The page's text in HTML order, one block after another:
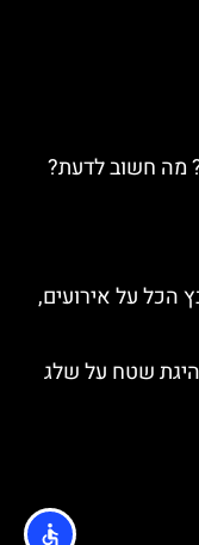
מה חשוב לדעת?
הכל על אירועים,
שטח על שלג